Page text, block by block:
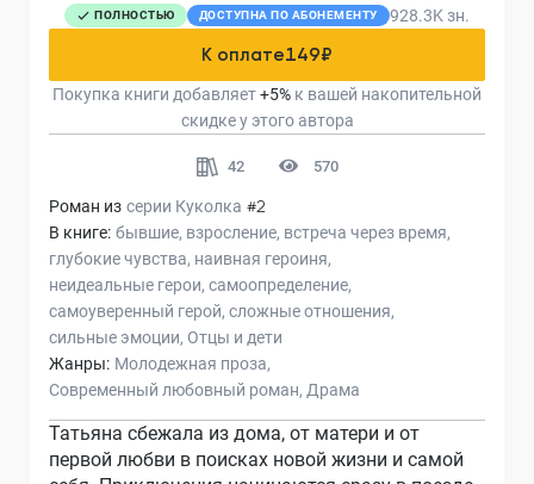
ПОЛНОСТЬЮ ДОСТУПНА ПО АБОНЕМЕНТУ 928.3K зн.
К оплате149₽
Покупка книги добавляет+5% к вашей накопительной
скидке у этого автора
42 570
Роман из серии Куколка #2
В книге: бывшие взросление встреча через время
глубокие чувства наивная героиня
неидеальные герои самоопределение
самоуверенный герой сложные отношения
сильные эмоции Отцы и дети
Жанры: Молодежная проза
Современный любовный роман Драма
Татьяна сбежала из дома, от матери и от
первой любви в поисках новой жизни и самой